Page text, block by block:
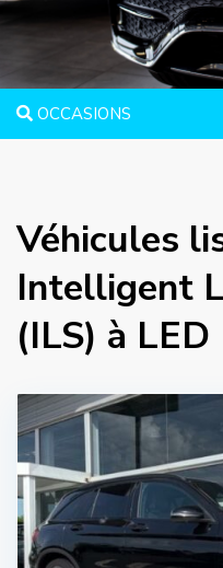
OCCASIONS
Véhicules
Intelligent
(ILS) à LED